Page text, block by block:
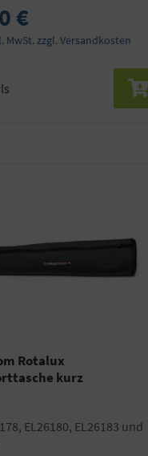
€
MwSt. zzgl. Versandkosten
Rotalux
kurz